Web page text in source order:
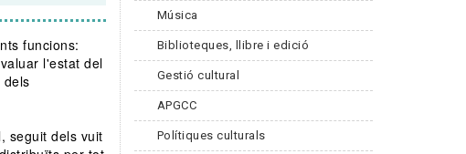
funcions:
l'estat del
seguit dels vuit
Música
Biblioteques, llibre i edició
Gestió cultural
APGCC
Polítiques culturals